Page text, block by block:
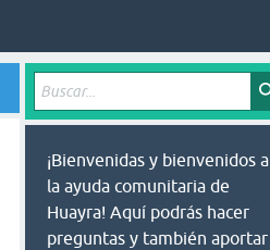
¡Bienvenidas y bienvenidos a
la ayuda comunitaria de
Huayra! Aquí podrás hacer
preguntas y también aportar